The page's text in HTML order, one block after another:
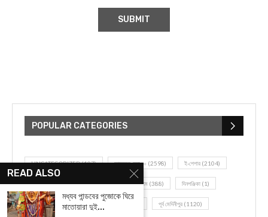
POPULAR CATEGORIES
UNCATEGORIZED(107) আজকের সেরা ১০ (2598) ই-পেপার (2104)
খেলাধূলো(5) জেলার খবর(602) ঝাড়গ্রাম (388) দিনপঞ্জিকা (1)
দৈনিক রাশিফল (819) পশ্চিম মেদিনীপুর পূর্ব মেদিনীপুর (1120)
READ ALSO
মধ্যব পান্ডবের পুজোকে ঘিরে
মাতোয়ারা দুই...